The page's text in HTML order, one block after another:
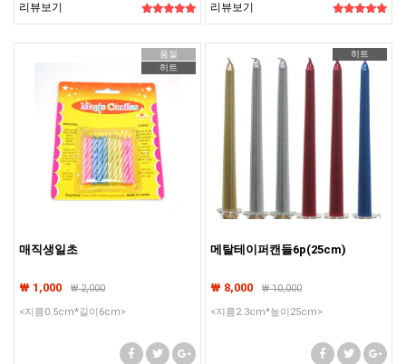
리뷰보기 리뷰보기
품절
히트
매직생일초
₩ 1,000 ₩2,000
<지름0.5cm*길이6cm>
히트
메탈테이퍼캔들6p(25cm)
₩ 8,000 ₩10,000
<지름2.3cm*높이25cm>